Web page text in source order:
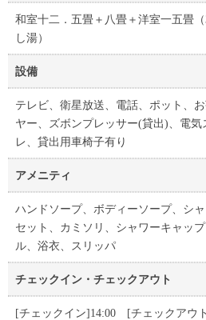
和室十二．五畳＋八畳＋洋室一五畳
し湯）
設備
テレビ、衛星放送、電話、ポット、
ヤー、ズボンプレッサー(貸出)、電気
レ、貸出用車椅子有り
アメニティ
ハンドソープ、ボディーソープ、シ
セット、カミソリ、シャワーキャッ
ル、浴衣、スリッパ
チェックイン・チェックアウト
[チェックイン]14:00 [チェックアウ